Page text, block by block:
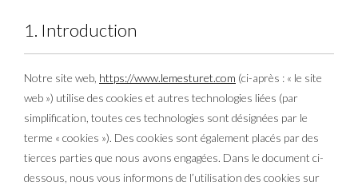
1. Introduction
Notre site web, https://www.lemesturet.com (ci-après : « le site
web ») utilise des cookies et autres technologies liées (par
simplification, toutes ces technologies sont désignées par le
terme « cookies »). Des cookies sont également placés par des
tierces parties que nous avons engagées. Dans le document ci-
dessous, nous vous informons de l’utilisation des cookies sur